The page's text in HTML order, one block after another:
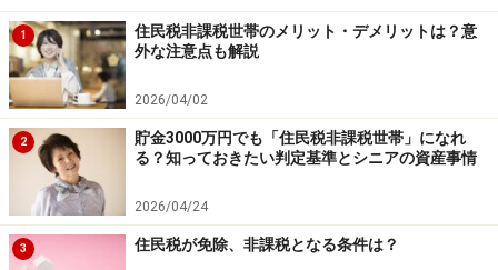
対応策 その2 ～実際の取得費がわからな
い～
1
住民税非課税世帯のメリット・デメリットは？意
外な注意点も解説
2026/04/02
2
貯金3000万円でも「住民税非課税世帯」になれ
る？知っておきたい判定基準とシニアの資産事情
2026/04/24
3 住民税が免除、非課税となる条件は？